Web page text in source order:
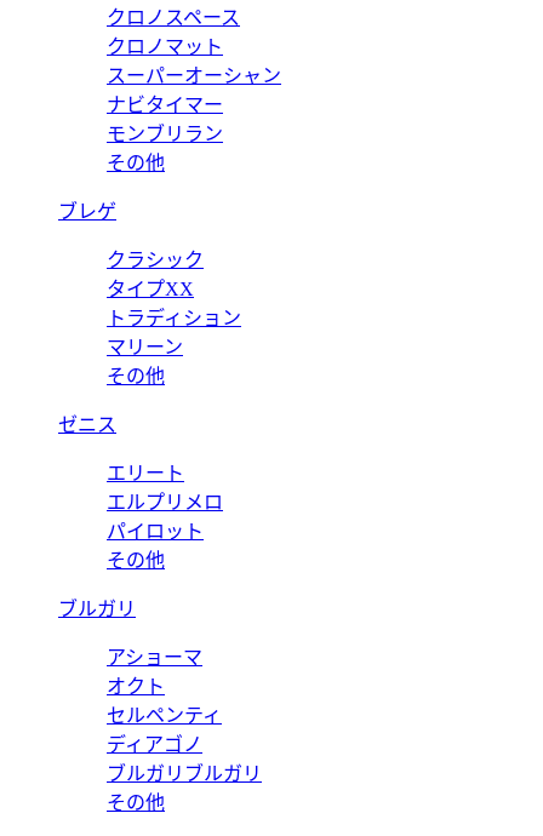
クロノスペース
クロノマット
スーパーオーシャン
ナビタイマー
モンブリラン
その他
ブレゲ
クラシック
タイプXX
トラディション
マリーン
その他
ゼニス
エリート
エルプリメロ
パイロット
その他
ブルガリ
アショーマ
オクト
セルペンティ
ディアゴノ
ブルガリブルガリ
その他